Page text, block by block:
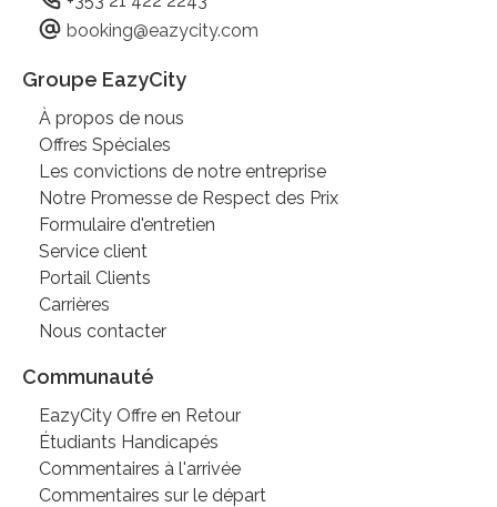
booking@eazycity.com
Groupe EazyCity
À propos de nous
Offres Spéciales
Les convictions de notre entreprise
Notre Promesse de Respect des Prix
Formulaire d'entretien
Service client
Portail Clients
Carrières
Nous contacter
Communauté
EazyCity Offre en Retour
Étudiants Handicapés
Commentaires à l'arrivée
Commentaires sur le départ